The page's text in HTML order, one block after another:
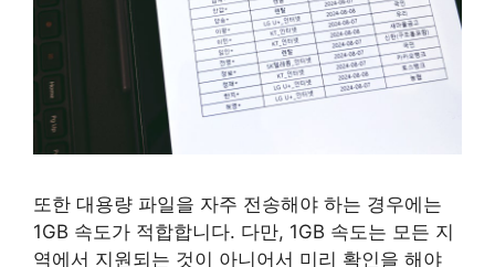
또한 대용량 파일을 자주 전송해야 하는 경우에는
1GB 속도가 적합합니다. 다만, 1GB 속도는 모든 지
역에서 지원되는 것이 아니어서 미리 확인을 해야